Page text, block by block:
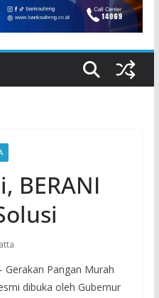
BERANI
Gerakan Pangan Murah
dibuka oleh Gubernur